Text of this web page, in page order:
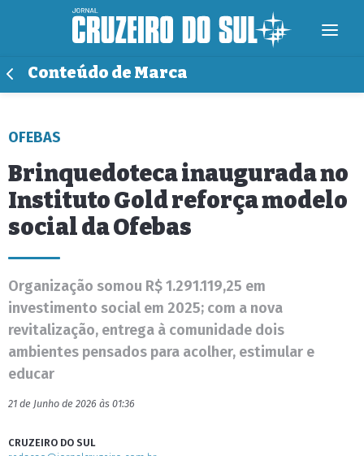
Conteúdo de Marca
OFEBAS
Brinquedoteca inaugurada no
Instituto Gold reforça modelo
social da Ofebas
Organização somou R$ 1.291.119,25 em
investimento social em 2025; com a nova
revitalização, entrega à comunidade dois
ambientes pensados para acolher, estimular e
educar
21 de Junho de 2026 às 01:36
CRUZEIRO DO SUL